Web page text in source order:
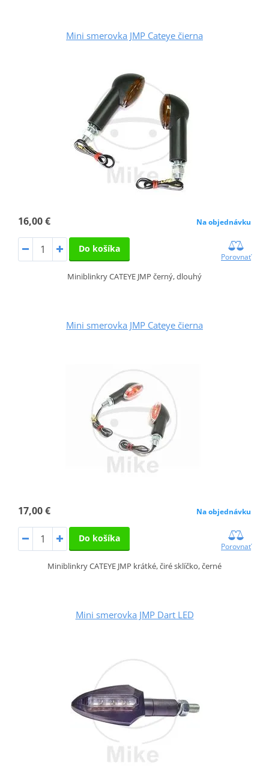
Mini smerovka JMP Cateye čierna
16,00 € Na objednávku
Do košíka
Porovnať
Miniblinkry CATEYE JMP černý, dlouhý
Mini smerovka JMP Cateye čierna
17,00 € Na objednávku
Do košíka
Porovnať
Miniblinkry CATEYE JMP krátké, čiré sklíčko, černé
Mini smerovka JMP Dart LED